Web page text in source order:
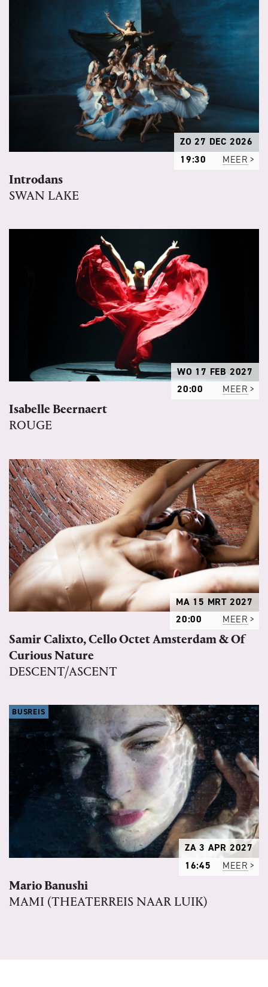
ZO 27 DEC 2026
19:30
MEER
Introdans
SWAN LAKE
WO 17 FEB 2027
20:00
MEER
Isabelle Beernaert
ROUGE
MA 15 MRT 2027
20:00
MEER
Samir Calixto, Cello Octet Amsterdam & Of
Curious Nature
DESCENT/ASCENT
BUSREIS
ZA 3 APR 2027
16:45
MEER
Mario Banushi
MAMI (THEATERREIS NAAR LUIK)